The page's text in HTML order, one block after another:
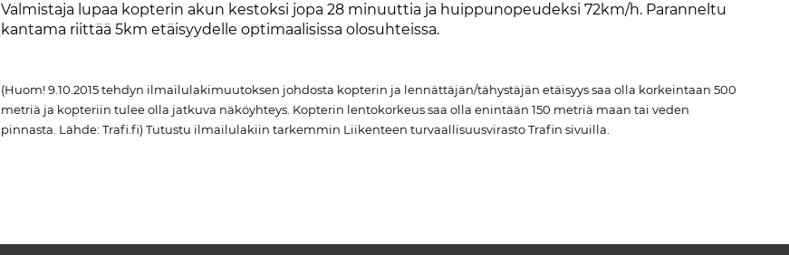
Valmistaja lupaa kopterin akun kestoksi jopa 28 minuuttia ja huippunopeudeksi 72km/h. Paranneltu
kantama riittää 5km etäisyydelle optimaalisissa olosuhteissa.
(Huom! 9.10.2015 tehdyn ilmailulakimuutoksen johdosta kopterin ja lennättäjän/tähystäjän etäisyys saa olla korkeintaan 500
metriä ja kopteriin tulee olla jatkuva näköyhteys. Kopterin lentokorkeus saa olla enintään 150 metriä maan tai veden
pinnasta. Lähde: Trafi.fi) Tutustu ilmailulakiin tarkemmin Liikenteen turvaallisuusvirasto Trafin sivuilla.